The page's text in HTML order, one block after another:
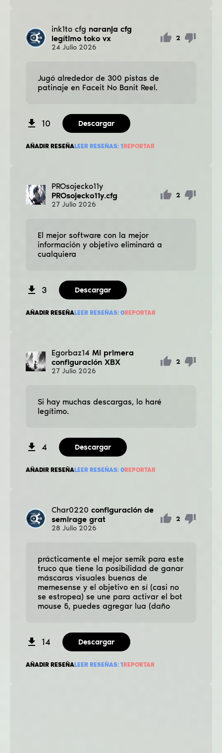
ink1to cfg naranja cfg
legítimo toko vx
24 Julio 2026
2
Jugó alrededor de 300 pistas de
patinaje en Faceit No Banit Reel.
10 Descargar
AÑADIR RESEÑALEER RESEÑAS: 1REPORTAR
PROsojecko11y
PROsojecko11y.cfg
27 Julio 2026
2
El mejor software con la mejor
información y objetivo eliminará a
cualquiera
3 Descargar
AÑADIR RESEÑALEER RESEÑAS: 0REPORTAR
Egorbaz14 Mi primera
configuración ХВХ
27 Julio 2026
2
Si hay muchas descargas, lo haré
legítimo.
4 Descargar
AÑADIR RESEÑALEER RESEÑAS: 0REPORTAR
Char0220 configuración de
semirage grat
28 Julio 2026
2
prácticamente el mejor semik para este
truco que tiene la posibilidad de ganar
máscaras visuales buenas de
memesense y el objetivo en sí (casi no
se estropea) se une para activar el bot
mouse 5, puedes agregar lua (daño
14 Descargar
AÑADIR RESEÑALEER RESEÑAS: 1REPORTAR